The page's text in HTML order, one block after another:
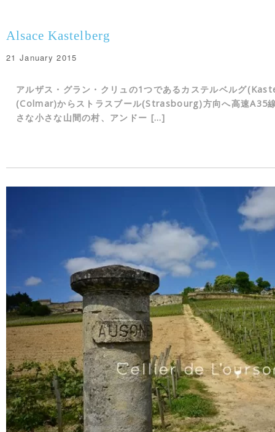
Alsace Kastelberg
21 January 2015
アルザス・グラン・クリュの1つであるカステルベルグ
(Colmar)からストラスブール(Strasbourg)方向へ高速A35
さな小さな山間の村、アンドー […]